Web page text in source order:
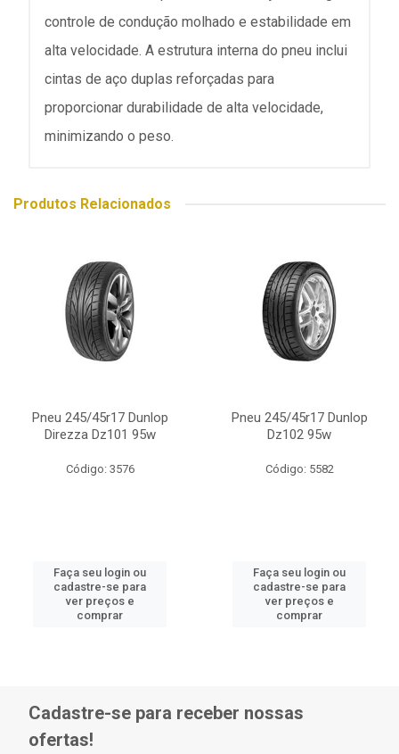
controle de condução molhado e estabilidade em
alta velocidade. A estrutura interna do pneu inclui
cintas de aço duplas reforçadas para
proporcionar durabilidade de alta velocidade,
minimizando o peso.
Produtos Relacionados
Pneu 245/45r17 Dunlop
Direzza Dz101 95w
Código: 3576
Faça seu login ou
cadastre-se para
ver preços e
comprar
Pneu 245/45r17 Dunlop
Dz102 95w
Código: 5582
Faça seu login ou
cadastre-se para
ver preços e
comprar
Cadastre-se para receber nossas
ofertas!